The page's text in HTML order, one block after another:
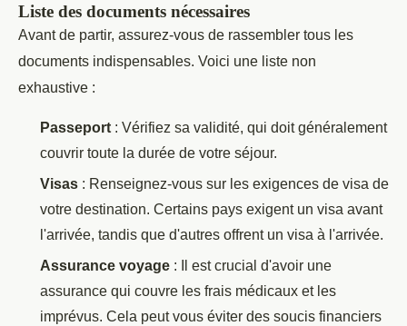
Liste des documents nécessaires
Avant de partir, assurez-vous de rassembler tous les
documents indispensables. Voici une liste non
exhaustive :
Passeport : Vérifiez sa validité, qui doit généralement
couvrir toute la durée de votre séjour.
Visas : Renseignez-vous sur les exigences de visa de
votre destination. Certains pays exigent un visa avant
l'arrivée, tandis que d'autres offrent un visa à l'arrivée.
Assurance voyage : Il est crucial d'avoir une
assurance qui couvre les frais médicaux et les
imprévus. Cela peut vous éviter des soucis financiers